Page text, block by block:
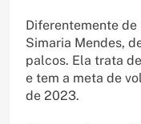
Diferentemente de
Simaria Mendes,
palcos. Ela trata
e tem a meta de
de 2023.